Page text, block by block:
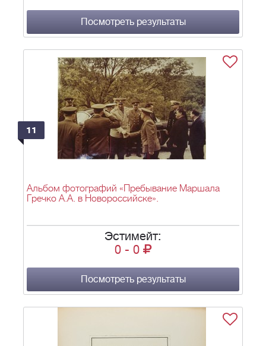
Посмотреть результаты
11
Альбом фотографий «Пребывание Маршала
Гречко А.А. в Новороссийске».
Эстимейт:
0 - 0
Посмотреть результаты